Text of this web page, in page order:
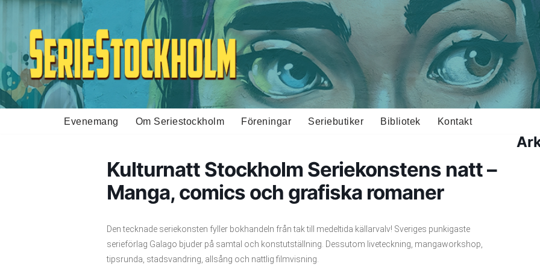
Hoppa
innehåll
Evenemang Om Seriestockholm Föreningar Seriebutiker Bibliotek Kontakt
Kulturnatt Stockholm Seriekonstens natt –
Manga, comics och grafiska romaner
Den tecknade seriekonsten fyller bokhandeln från tak till medeltida källarvalv! Sveriges punkigaste
serieförlag Galago bjuder på samtal och konstutställning. Dessutom liveteckning, mangaworkshop,
tipsrunda, stadsvandring, allsång och nattlig filmvisning.